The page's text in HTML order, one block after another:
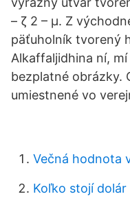
– ζ 2 – μ. Z
päťuholník tvorený
Alkaffaljidhina ní,
bezplatné obrázky.
umiestnené vo
Večná hodnota
Koľko stojí dolár